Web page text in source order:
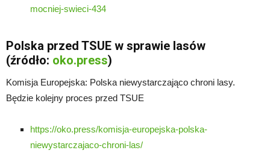
mocniej-swieci-434
Polska przed TSUE w sprawie lasów
(źródło: oko.press)
Komisja Europejska: Polska niewystarczająco chroni lasy.
Będzie kolejny proces przed TSUE
https://oko.press/komisja-europejska-polska-
niewystarczajaco-chroni-las/